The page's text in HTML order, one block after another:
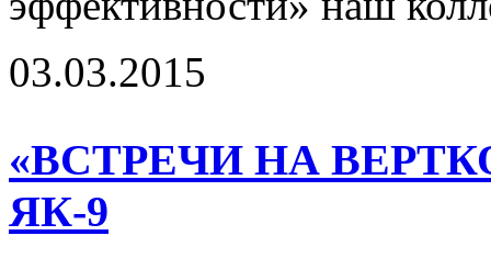
03.03.2015
«ВСТРЕЧИ НА
ЯК-9